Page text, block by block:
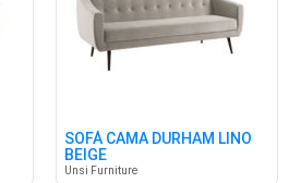
SOFÁ CAMA DURHAM LINO
BEIGE
Unsi Furniture